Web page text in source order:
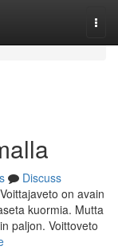
Discuss
on avain
kuormia. Mutta
paljon. Voittoveto